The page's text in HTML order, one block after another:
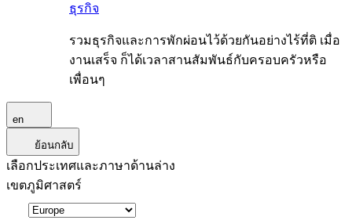
ธุรกิจ
รวมธุรกิจและการพักผ่อนไว้ด้วยกันอย่างไร้ที่ติ เมื่อ
งานเสร็จ ก็ได้เวลาสานสัมพันธ์กับครอบครัวหรือ
เพื่อนๆ
en
ย้อนกลับ
เลือกประเทศและภาษาด้านล่าง
เขตภูมิศาสตร์